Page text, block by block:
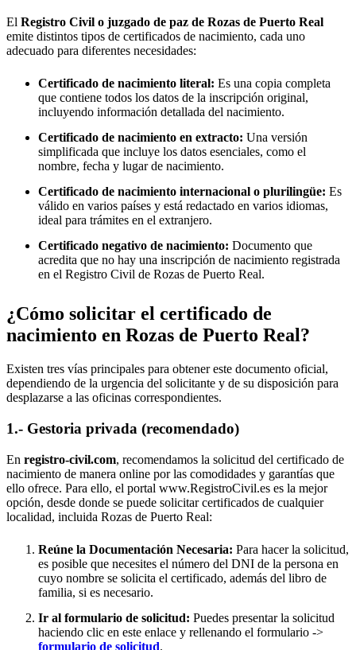
El Registro Civil o juzgado de paz de Rozas de Puerto Real
emite distintos tipos de certificados de nacimiento, cada uno
adecuado para diferentes necesidades:
Certificado de nacimiento literal: Es una copia completa
que contiene todos los datos de la inscripción original,
incluyendo información detallada del nacimiento.
Certificado de nacimiento en extracto: Una versión
simplificada que incluye los datos esenciales, como el
nombre, fecha y lugar de nacimiento.
Certificado de nacimiento internacional o plurilingüe: Es
válido en varios países y está redactado en varios idiomas,
ideal para trámites en el extranjero.
Certificado negativo de nacimiento: Documento que
acredita que no hay una inscripción de nacimiento registrada
en el Registro Civil de Rozas de Puerto Real.
¿Cómo solicitar el certificado de
nacimiento en Rozas de Puerto Real?
Existen tres vías principales para obtener este documento oficial,
dependiendo de la urgencia del solicitante y de su disposición para
desplazarse a las oficinas correspondientes.
1.- Gestoria privada (recomendado)
En registro-civil.com, recomendamos la solicitud del certificado de
nacimiento de manera online por las comodidades y garantías que
ello ofrece. Para ello, el portal www.RegistroCivil.es es la mejor
opción, desde donde se puede solicitar certificados de cualquier
localidad, incluida Rozas de Puerto Real:
Reúne la Documentación Necesaria: Para hacer la solicitud,
es posible que necesites el número del DNI de la persona en
cuyo nombre se solicita el certificado, además del libro de
familia, si es necesario.
Ir al formulario de solicitud: Puedes presentar la solicitud
haciendo clic en este enlace y rellenando el formulario ->
formulario de solicitud.